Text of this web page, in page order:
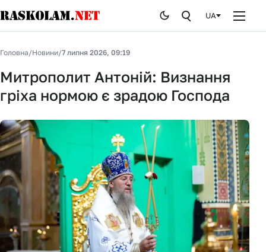
Новини
Публікації
Курйози
Стоп брехні
Історія
Від редакції
UA
Головна/Новини/7 липня 2026, 09:19
Митрополит Антоній: Визнання
гріха нормою є зрадою Господа